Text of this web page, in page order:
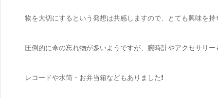
物を大切にするという発想は共感しますので、とても興味を
圧倒的に傘の忘れ物が多いようですが、腕時計やアクセサリ
レコードや水筒・お弁当箱などもありました❗